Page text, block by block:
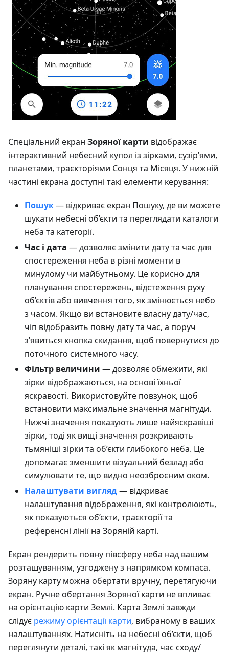
Спеціальний екран Зоряної карти відображає
інтерактивний небесний купол із зірками, сузір’ями,
планетами, траєкторіями Сонця та Місяця. У нижній
частині екрана доступні такі елементи керування:
Пошук— відкриває екран Пошуку, де ви можете
шукати небесні об’єкти та переглядати каталоги
неба та категорії.
Час і дата — дозволяє змінити дату та час для
спостереження неба в різні моменти в
минулому чи майбутньому. Це корисно для
планування спостережень, відстеження руху
об’єктів або вивчення того, як змінюється небо
з часом. Якщо ви встановите власну дату/час,
чіп відобразить повну дату та час, а поруч
з’явиться кнопка скидання, щоб повернутися до
поточного системного часу.
Фільтр величини — дозволяє обмежити, які
зірки відображаються, на основі їхньої
яскравості. Використовуйте повзунок, щоб
встановити максимальне значення магнітуди.
Нижчі значення показують лише найяскравіші
зірки, тоді як вищі значення розкривають
тьмяніші зірки та об’єкти глибокого неба. Це
допомагає зменшити візуальний безлад або
симулювати те, що видно неозброєним оком.
Налаштувати вигляд— відкриває
налаштування відображення, які контролюють,
як показуються об’єкти, траєкторії та
референсні лінії на Зоряній карті.
Екран рендерить повну півсферу неба над вашим
розташуванням, узгоджену з напрямком компаса.
Зоряну карту можна обертати вручну, перетягуючи
екран. Ручне обертання Зоряної карти не впливає
на орієнтацію карти Землі. Карта Землі завжди
слідує режиму орієнтації карти, вибраному в ваших
налаштуваннях. Натисніть на небесні об’єкти, щоб
переглянути деталі, такі як магнітуда, час сходу/